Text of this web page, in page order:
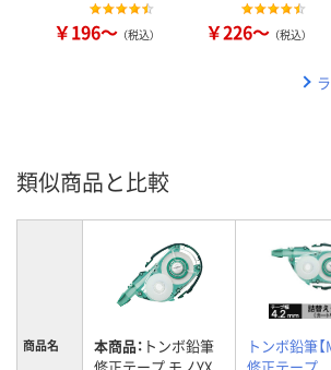
￥196～ （税込） ￥226～ （税込）
類似商品と比較
商品名 本商品： トンボ鉛筆
修正テープ モノYX
トンボ鉛筆【
修正テープ